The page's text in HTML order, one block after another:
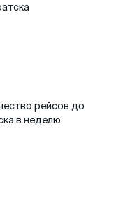
рейсов до
в неделю